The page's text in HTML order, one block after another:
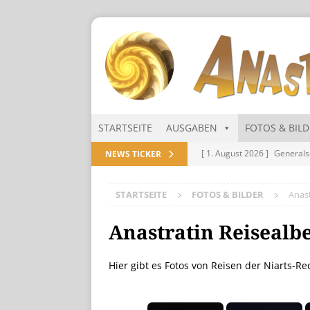
STARTSEITE AUSGABEN FOTOS &
NEWS TICKER [ 1. August 2026 ]
[ 1. August 2026 ]
Niarts
[ 31. Juli 2026 ]
Des
[ 1. August 2026 ] Die
STARTSEITE FOTOS & BILDER
Anastratin
Hier gibt es Fotos von Reisen der Niarts-